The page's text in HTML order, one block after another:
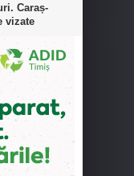
Caraș-
vizate